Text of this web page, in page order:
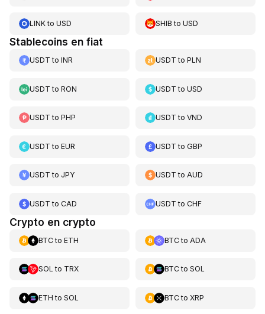
LINKto USD SHIB toUSD
Stablecoins en fiat
USDT to INR USDT toPLN
USDT to RON USDT toUSD
USDT to PHP USDT toVND
USDT to EUR USDT toGBP
USDT to JPY USDT toAUD
USDT to CAD USDT toCHF
Crypto en crypto
BTCto ETH BTCto ADA
SOL to TRX BTCto SOL
ETH to SOL BTCto XRP